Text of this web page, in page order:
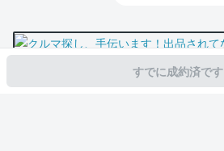
すでに成約済です